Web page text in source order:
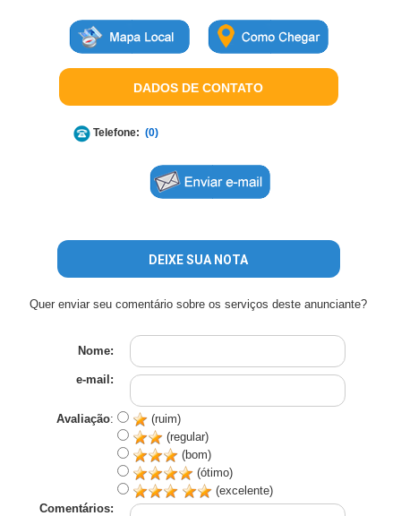
DADOS DE CONTATO
Telefone: (0)
DEIXE SUA NOTA
Quer enviar seu comentário sobre os serviços deste anunciante?
Nome:
e-mail:
Avaliação:
(ruim)
(regular)
(bom)
(ótimo)
(excelente)
Comentários: